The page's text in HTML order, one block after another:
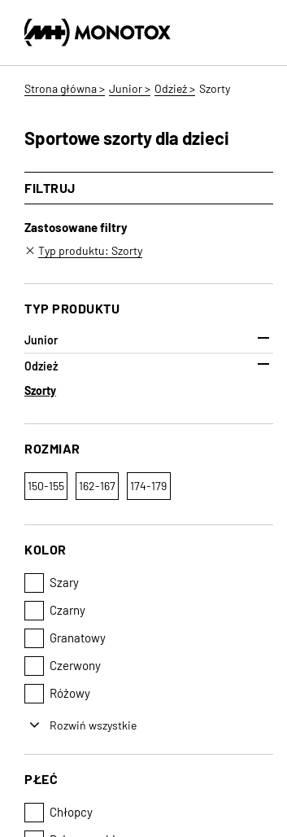
Strona główna > Junior > Odzież > Szorty
Sportowe szorty dla dzieci
FILTRUJ
Zastosowane filtry
Typ produktu: Szorty
TYP PRODUKTU

Junior

Odzież
Szorty
ROZMIAR
150-155 162-167 174-179
KOLOR
Szary
Czarny
Granatowy
Czerwony
Różowy
Rozwiń wszystkie
PŁEĆ
Chłopcy